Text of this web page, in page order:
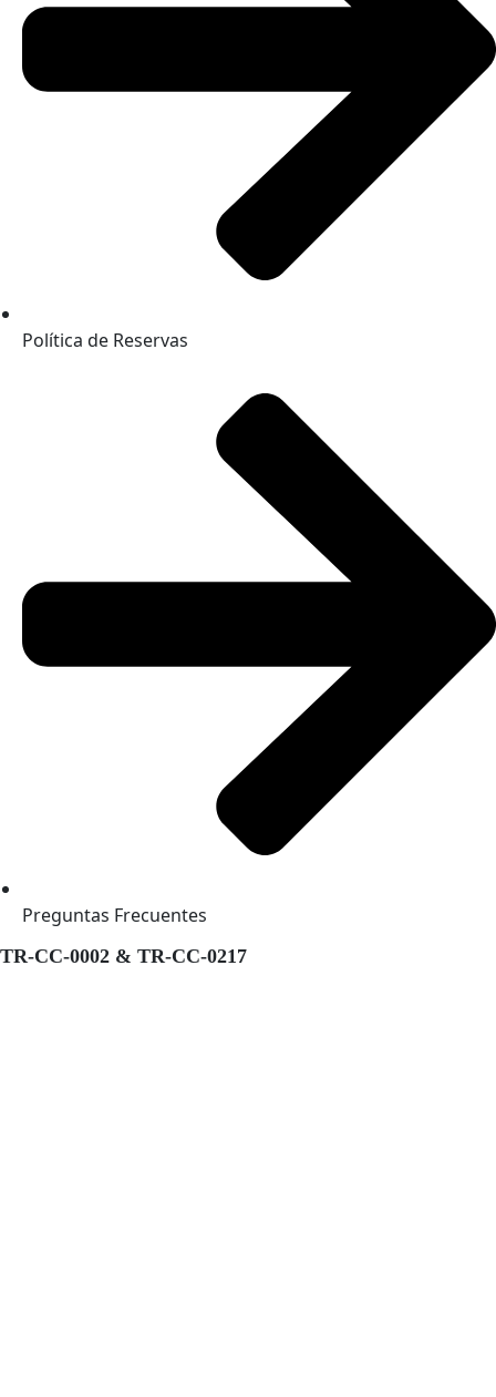
Política de Reservas
Preguntas Frecuentes
TR-CC-0002 & TR-CC-0217